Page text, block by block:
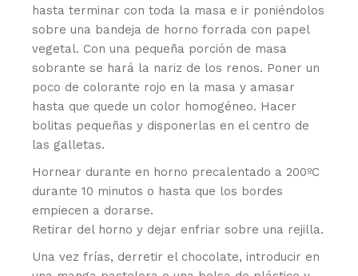
hasta terminar con toda la masa e ir poniéndolos
sobre una bandeja de horno forrada con papel
vegetal. Con una pequeña porción de masa
sobrante se hará la nariz de los renos. Poner un
poco de colorante rojo en la masa y amasar
hasta que quede un color homogéneo. Hacer
bolitas pequeñas y disponerlas en el centro de
las galletas.
Hornear durante en horno precalentado a 200ºC
durante 10 minutos o hasta que los bordes
empiecen a dorarse.
Retirar del horno y dejar enfriar sobre una rejilla.
Una vez frías, derretir el chocolate, introducir en